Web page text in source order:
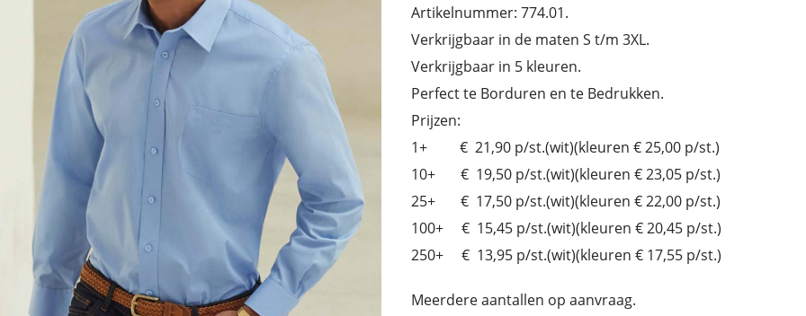
Artikelnummer: 774.01.
Verkrijgbaar in de maten S t/m 3XL.
Verkrijgbaar in 5 kleuren.
Perfect te Borduren en te Bedrukken.
Prijzen:
1+ € 21,90 p/st.(wit)(kleuren € 25,00 p/st.)
10+ € 19,50 p/st.(wit)(kleuren € 23,05 p/st.)
25+ € 17,50 p/st.(wit)(kleuren € 22,00 p/st.)
100+ € 15,45 p/st.(wit)(kleuren € 20,45 p/st.)
250+ € 13,95 p/st.(wit)(kleuren € 17,55 p/st.)
Meerdere aantallen op aanvraag.